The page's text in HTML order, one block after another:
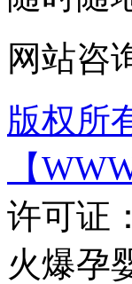
网站咨
版权所
【
许可证
火爆孕